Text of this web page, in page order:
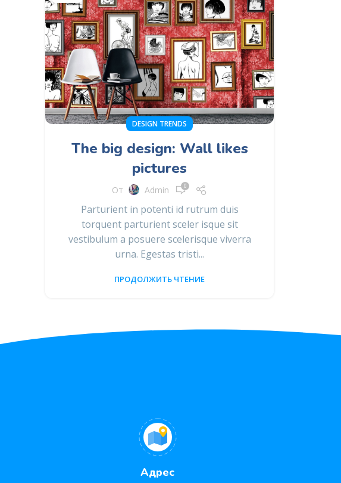
DESIGN TRENDS
The big design: Wall likes
pictures
От Admin 0
Parturient in potenti id rutrum duis
torquent parturient sceler isque sit
vestibulum a posuere scelerisque viverra
urna. Egestas tristi...
ПРОДОЛЖИТЬ ЧТЕНИЕ
Адрес